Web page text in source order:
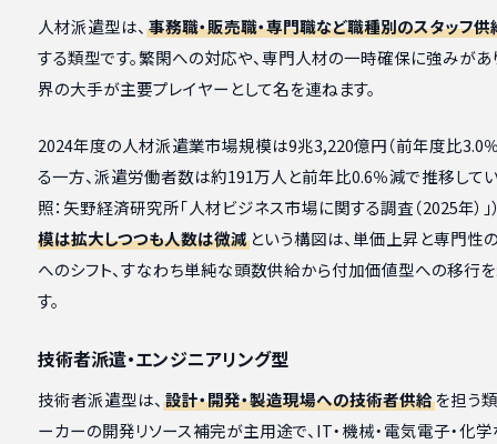
人材派遣型は、 事務職・販売職・専門職など職種別のスタッフ供
する類型です。繁閑への対応や、専門人材の一時確保に強みがあ
界の大手が主要プレイヤーとして名を連ねます。
2024年度の人材派遣業市場規模は9兆3,220億円（前年度比3.0
る一方、派遣労働者数は約191万人と前年比0.6％減で推移して
照：矢野経済研究所「人材ビジネス市場に関する調査（2025年）」
模は拡大しつつも人数は微減という構図は、単価上昇と専門性
へのシフト、すなわち単純な頭数供給から付加価値型への移行
す。
技術者派遣・エンジニアリング型
技術者派遣型は、 設計・開発・製造現場への技術者供給を担う
ーカーの開発リソース補完が主用途で、IT・機械・電気電子・化